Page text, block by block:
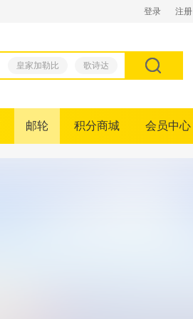
登录 注册
皇家加勒比 歌诗达
邮轮 积分商城 会员中心